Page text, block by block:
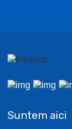
Suntem aici